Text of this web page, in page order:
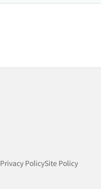
Privacy PolicySite Policy